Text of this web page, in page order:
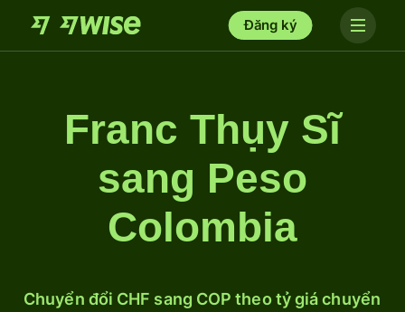
Đăng ký
Franc Thụy Sĩ
sang Peso
Colombia
Chuyển đổi CHF sang COP theo tỷ giá chuyển